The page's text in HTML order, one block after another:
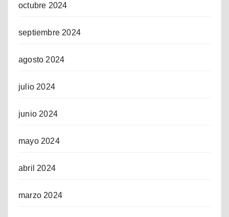
octubre 2024
septiembre 2024
agosto 2024
julio 2024
junio 2024
mayo 2024
abril 2024
marzo 2024